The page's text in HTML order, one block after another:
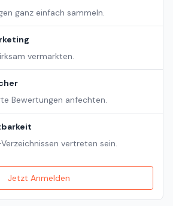
ganz einfach sammeln.
vermarkten.
Bewertungen anfechten.
vertreten sein.
Jetzt Anmelden